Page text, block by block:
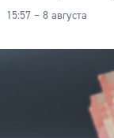
15:57 – 8 августа